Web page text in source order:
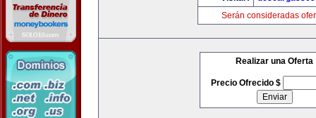
Serán consideradas
Realizar una Oferta
Precio Ofrecido $